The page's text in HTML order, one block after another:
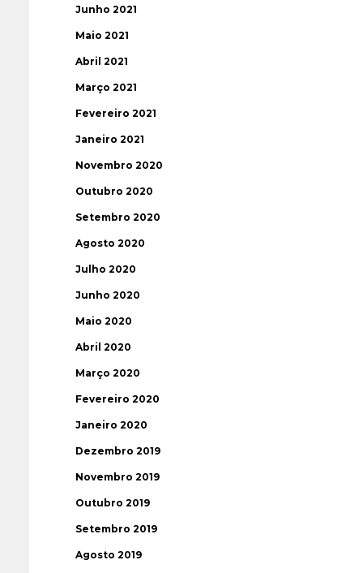
Junho 2021
Maio 2021
Abril 2021
Março 2021
Fevereiro 2021
Janeiro 2021
Novembro 2020
Outubro 2020
Setembro 2020
Agosto 2020
Julho 2020
Junho 2020
Maio 2020
Abril 2020
Março 2020
Fevereiro 2020
Janeiro 2020
Dezembro 2019
Novembro 2019
Outubro 2019
Setembro 2019
Agosto 2019